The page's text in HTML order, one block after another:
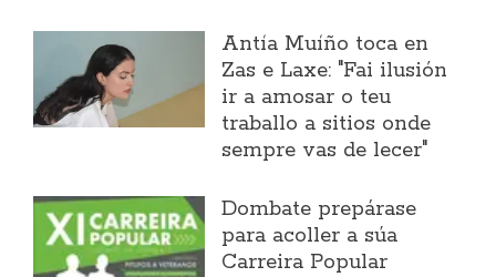
Antía Muíño toca en
Zas e Laxe: "Fai ilusión
ir a amosar o teu
traballo a sitios onde
sempre vas de lecer"
Dombate prepárase
para acoller a súa
Carreira Popular